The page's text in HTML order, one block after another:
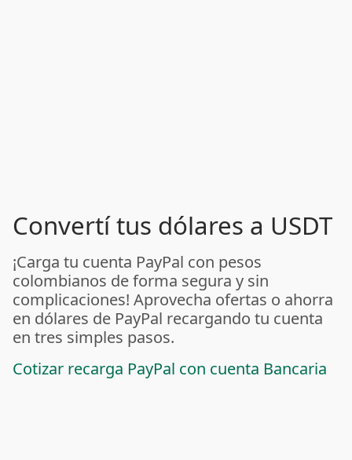
Convertí tus dólares a USDT
¡Carga tu cuenta PayPal con pesos
colombianos de forma segura y sin
complicaciones! Aprovecha ofertas o ahorra
en dólares de PayPal recargando tu cuenta
en tres simples pasos.
Cotizar recarga PayPal con cuenta Bancaria